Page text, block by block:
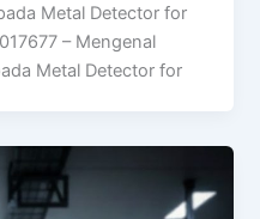
Metal Detector for
– Mengenal
Metal Detector for